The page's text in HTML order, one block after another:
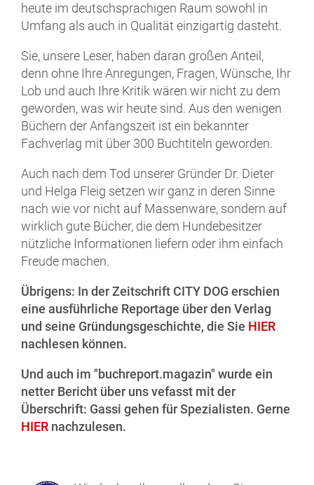
heute im deutschsprachigen Raum sowohl in
Umfang als auch in Qualität einzigartig dasteht.
Sie, unsere Leser, haben daran großen Anteil,
denn ohne Ihre Anregungen, Fragen, Wünsche, Ihr
Lob und auch Ihre Kritik wären wir nicht zu dem
geworden, was wir heute sind. Aus den wenigen
Büchern der Anfangszeit ist ein bekannter
Fachverlag mit über 300 Buchtiteln geworden.
Auch nach dem Tod unserer Gründer Dr. Dieter
und Helga Fleig setzen wir ganz in deren Sinne
nach wie vor nicht auf Massenware, sondern auf
wirklich gute Bücher, die dem Hundebesitzer
nützliche Informationen liefern oder ihm einfach
Freude machen.
Übrigens: In der Zeitschrift CITY DOG erschien
eine ausführliche Reportage über den Verlag
und seine Gründungsgeschichte, die Sie HIER
nachlesen können.
Und auch im "buchreport.magazin" wurde ein
netter Bericht über uns vefasst mit der
Überschrift: Gassi gehen für Spezialisten. Gerne
HIER nachzulesen.